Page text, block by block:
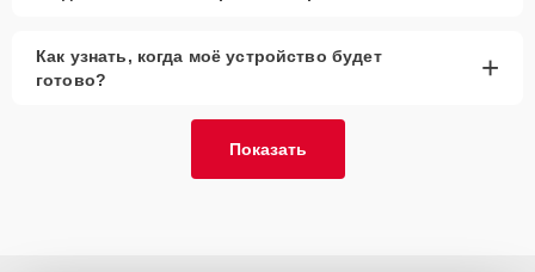
Как узнать, когда моё устройство будет
готово?
+
Показать